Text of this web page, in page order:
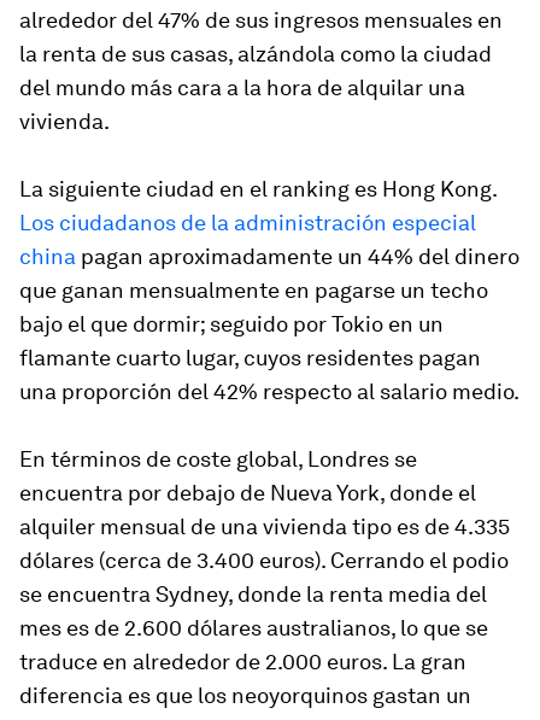
alrededor del 47% de sus ingresos mensuales en
la renta de sus casas, alzándola como la ciudad
del mundo más cara a la hora de alquilar una
vivienda.
La siguiente ciudad en el ranking es Hong Kong.
Los ciudadanos de la administración especial
china pagan aproximadamente un 44% del dinero
que ganan mensualmente en pagarse un techo
bajo el que dormir; seguido por Tokio en un
flamante cuarto lugar, cuyos residentes pagan
una proporción del 42% respecto al salario medio.
En términos de coste global, Londres se
encuentra por debajo de Nueva York, donde el
alquiler mensual de una vivienda tipo es de 4.335
dólares (cerca de 3.400 euros). Cerrando el podio
se encuentra Sydney, donde la renta media del
mes es de 2.600 dólares australianos, lo que se
traduce en alrededor de 2.000 euros. La gran
diferencia es que los neoyorquinos gastan un